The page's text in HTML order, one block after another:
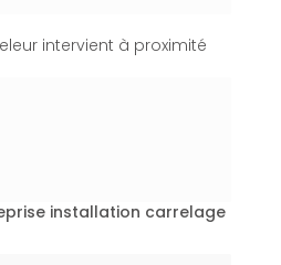
intervient à proximité
installation carrelage